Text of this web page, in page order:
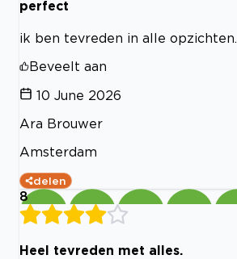
perfect
ik ben tevreden in alle opzichten.
Beveelt aan
10 June 2026
Ara Brouwer
Amsterdam
delen
8
Heel tevreden met alles.